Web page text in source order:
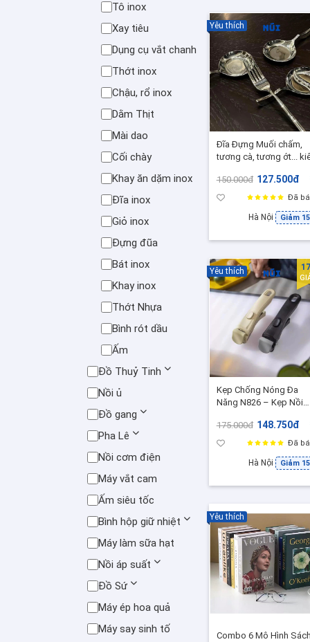
Tô inox
Xay tiêu
Dụng cụ vắt chanh
Thớt inox
Chậu, rổ inox
Dằm Thịt
Mài dao
Cối chày
Khay ăn dặm inox
Đĩa inox
Giỏ inox
Đựng đũa
Bát inox
Khay inox
Thớt Nhựa
Bình rót dầu
Ấm
Đồ Thuỷ Tinh
Nồi ủ
Đồ gang
Pha Lê
Nồi cơm điện
Máy vắt cam
Ấm siêu tốc
Bình hộp giữ nhiệt
Máy làm sữa hạt
Nồi áp suất
Đồ Sứ
Máy ép hoa quả
Máy say sinh tố
Đĩa Đựng Muối chấm,
tương cà, tương ớt...
cấp
150.000đ 127.500đ
Đã
Hà Nội Giảm
Yêu thích
Kẹp Chống Nóng Đa
Năng N826 – Kẹp Nồi
Silicon, Dài 19cm, Chắc
Chắn, Tiện Lợi
175.000đ 148.750đ
Đã
Hà Nội Giảm
Yêu thích
Combo 6 Mô Hình Sách
Yêu thích